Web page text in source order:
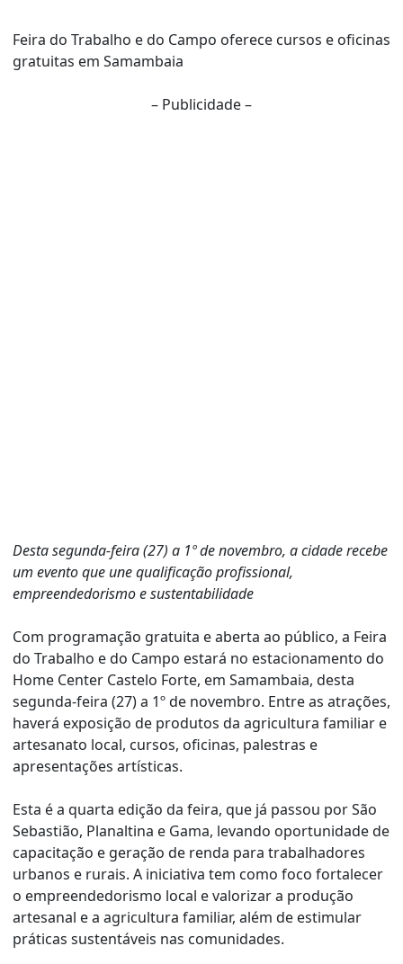
Feira do Trabalho e do Campo oferece cursos e oficinas
gratuitas em Samambaia
– Publicidade –
Desta segunda-feira (27) a 1º de novembro, a cidade recebe
um evento que une qualificação profissional,
empreendedorismo e sustentabilidade
Com programação gratuita e aberta ao público, a Feira
do Trabalho e do Campo estará no estacionamento do
Home Center Castelo Forte, em Samambaia, desta
segunda-feira (27) a 1º de novembro. Entre as atrações,
haverá exposição de produtos da agricultura familiar e
artesanato local, cursos, oficinas, palestras e
apresentações artísticas.
Esta é a quarta edição da feira, que já passou por São
Sebastião, Planaltina e Gama, levando oportunidade de
capacitação e geração de renda para trabalhadores
urbanos e rurais. A iniciativa tem como foco fortalecer
o empreendedorismo local e valorizar a produção
artesanal e a agricultura familiar, além de estimular
práticas sustentáveis nas comunidades.